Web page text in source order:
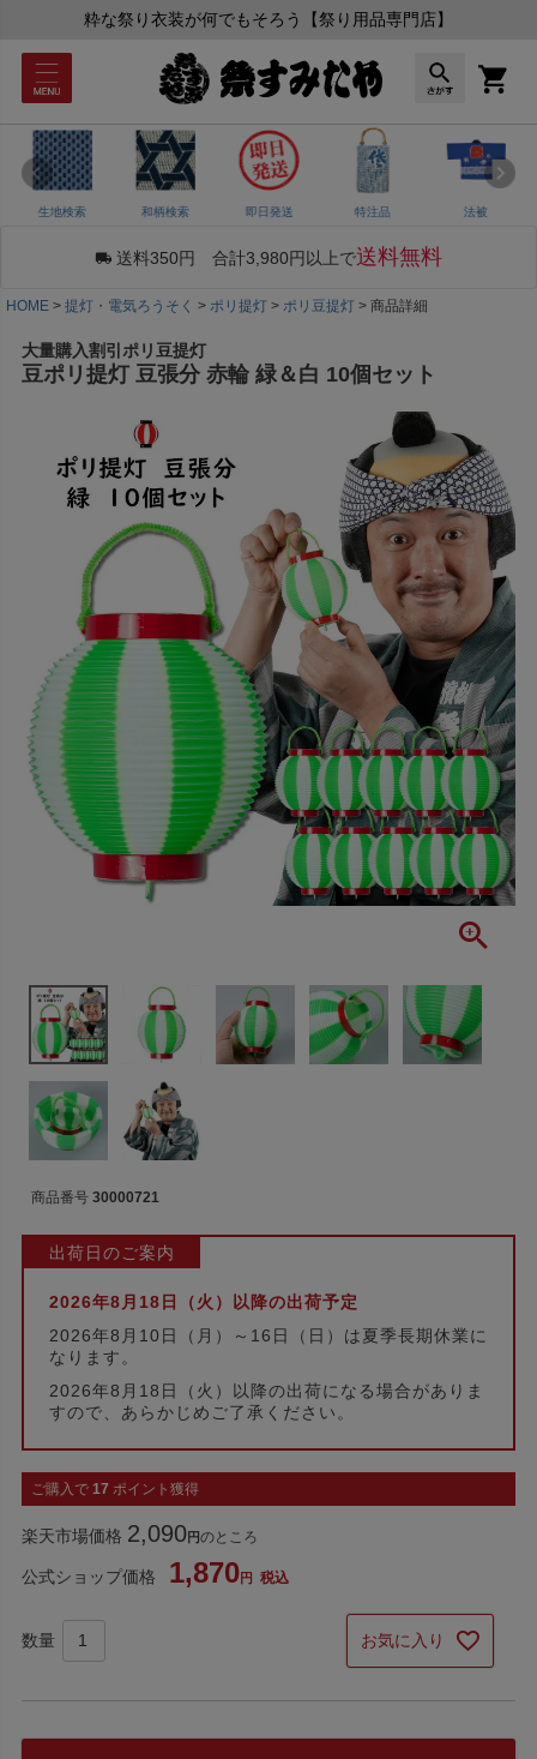
粋な祭り衣装が何でもそろう【祭り用品専門店】
生地検索 和柄検索 即日発送 特注品 法被
送料350円 合計3,980円以上で送料無料
HOME 提灯・電気ろうそく ポリ提灯 ポリ豆提灯 商品詳細
大量購入割引ポリ豆提灯
豆ポリ提灯 豆張分 赤輪 緑＆白 10個セット
商品番号 30000721
出荷日のご案内
2026年8月18日（火）以降の出荷予定
2026年8月10日（月）～16日（日）は夏季長期休業に
なります。
2026年8月18日（火）以降の出荷になる場合がありま
すので、あらかじめご了承ください。
ご購入で 17 ポイント獲得
楽天市場価格 2,090 のところ
公式ショップ価格 1,870 税込
お気に入り